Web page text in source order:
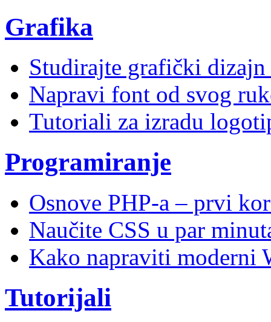
Grafika
Studirajte grafički dizajn
Napravi font od svog
Tutoriali za izradu
Programiranje
Osnove PHP-a – prvi
Naučite CSS u par
Kako napraviti moderni
Tutorijali